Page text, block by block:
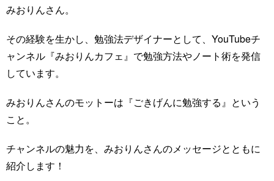
みおりんさん。
その経験を生かし、勉強法デザイナーとして、YouTubeチ
ャンネル『みおりんカフェ』で勉強方法やノート術を発信
しています。
みおりんさんのモットーは『ごきげんに勉強する』という
こと。
チャンネルの魅力を、みおりんさんのメッセージとともに
紹介します！